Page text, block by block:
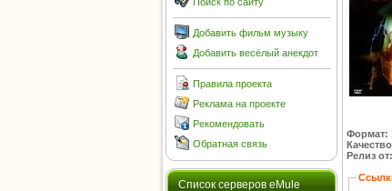
Добавить фильм музыку
Добавить весёлый анекдот
Правила проекта
Реклама на проекте
Рекомендовать
Обратная связь
Cписок серверов eMule
Формат:
Релиз от: